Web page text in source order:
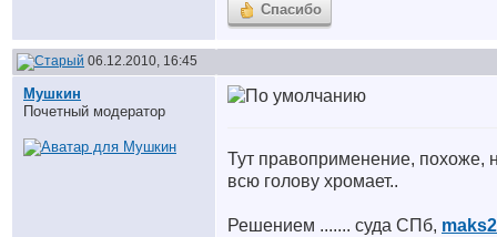
Спасибо
06.12.2010, 16:45
Мушкин
Почетный модератор
Тут правоприменение, похоже,
всю голову хромает..
Решением ....... суда СПб,